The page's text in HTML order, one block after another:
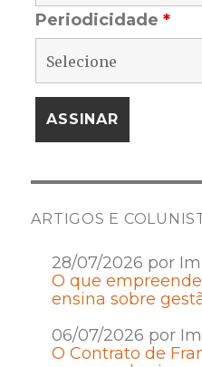
Periodicidade*
ARTIGOS E
28/07/2026 por
O que
ensina sobre
06/07/2026 por
O Contrato de